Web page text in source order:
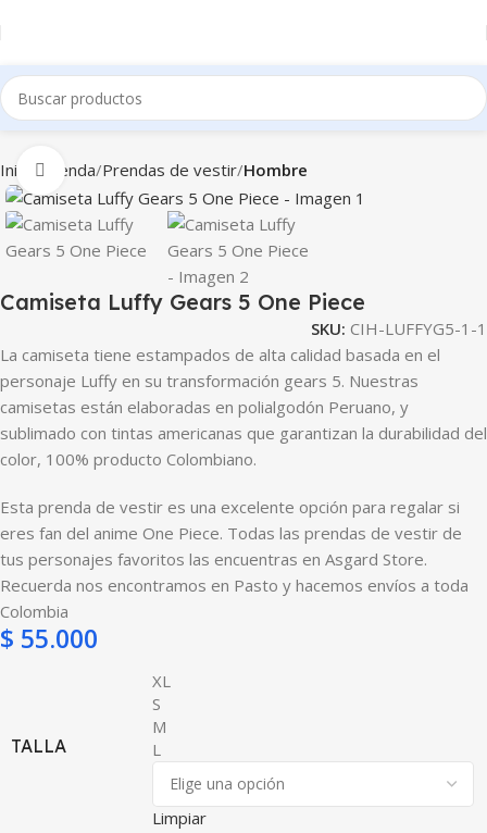
Inicio Tienda Prendas de vestir Hombre
Clic para ampliar
Camiseta Luffy Gears 5 One Piece
SKU: CIH-LUFFYG5-1-1
La camiseta tiene estampados de alta calidad basada en el
personaje Luffy en su transformación gears 5. Nuestras
camisetas están elaboradas en polialgodón Peruano, y
sublimado con tintas americanas que garantizan la durabilidad del
color, 100% producto Colombiano.
Esta prenda de vestir es una excelente opción para regalar si
eres fan del anime One Piece. Todas las prendas de vestir de
tus personajes favoritos las encuentras en Asgard Store.
Recuerda nos encontramos en Pasto y hacemos envíos a toda
Colombia
$ 55.000
TALLA
XL
S
M
L
Limpiar